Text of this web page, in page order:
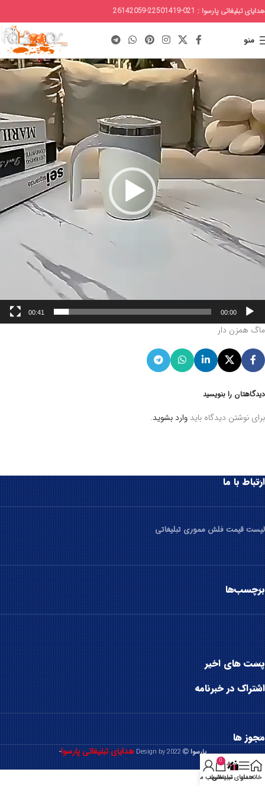
هدایای تبلیغاتی پارسوا : 021-22501419-26142059
منو
00:00
00:41
ماگ همزن دار
دیدگاهتان را بنویسید
برای نوشتن دیدگاه باید وارد بشوید.
ارتباط با ما
لیست قیمت فلش مموری تبلیغاتی
برچسب‌ها
پست های اخیر
اشتراک در خبرنامه
مجوز ها
پارسوا 2022 Design by هدایای تبلیغاتی پارسوا-
خانه منو
هدایای تبلیغاتی
0
سبد خرید
حساب من